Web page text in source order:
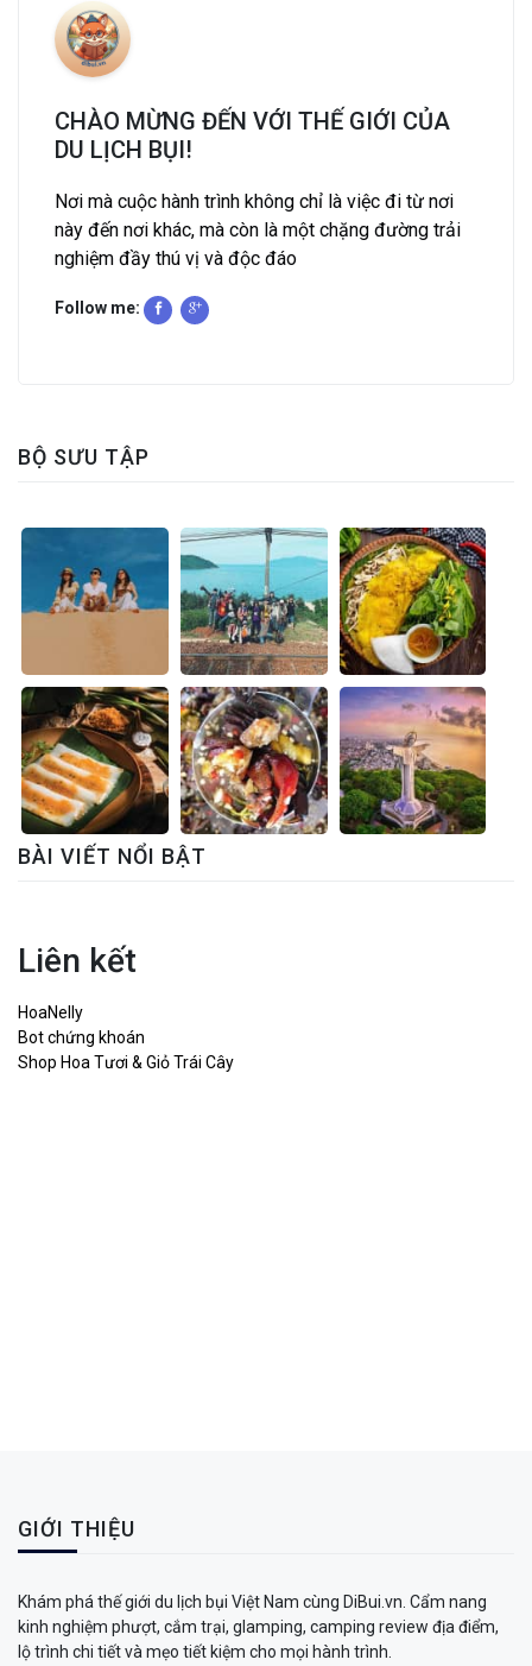
CHÀO MỪNG ĐẾN VỚI THẾ GIỚI CỦA
DU LỊCH BỤI!
Nơi mà cuộc hành trình không chỉ là việc đi từ nơi
này đến nơi khác, mà còn là một chặng đường trải
nghiệm đầy thú vị và độc đáo
Follow me:
BỘ SƯU TẬP
BÀI VIẾT NỔI BẬT
Liên kết
HoaNelly
Bot chứng khoán
Shop Hoa Tươi & Giỏ Trái Cây
GIỚI THIỆU
Khám phá thế giới du lịch bụi Việt Nam cùng DiBui.vn. Cẩm nang
kinh nghiệm phượt, cắm trại, glamping, camping review địa điểm,
lộ trình chi tiết và mẹo tiết kiệm cho mọi hành trình.